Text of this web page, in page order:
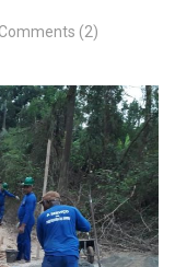
Comments (2)